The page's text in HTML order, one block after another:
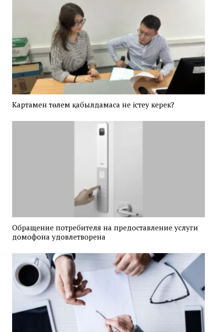
Картамен төлем қабылдамаса не істеу керек?
Обращение потребителя на предоставление услуги
домофона удовлетворена